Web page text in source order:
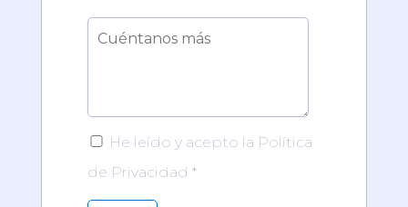
He leído y acepto la Política
de Privacidad *